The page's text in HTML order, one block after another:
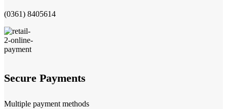
(0361) 8405614
Secure Payments
Multiple payment methods